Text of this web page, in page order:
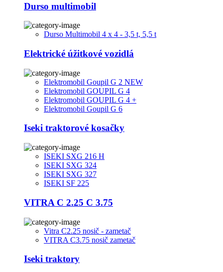
Durso multimobil
Durso Multimobil 4 x 4 - 3,5 t, 5,5 t
Elektrické úžitkové vozidlá
Elektromobil Goupil G 2 NEW
Elektromobil GOUPIL G 4
Elektromobil GOUPIL G 4 +
Elektromobil Goupil G 6
Iseki traktorové kosačky
ISEKI SXG 216 H
ISEKI SXG 324
ISEKI SXG 327
ISEKI SF 225
VITRA C 2.25 C 3.75
Vitra C2.25 nosič - zametač
VITRA C3.75 nosič zametač
Iseki traktory